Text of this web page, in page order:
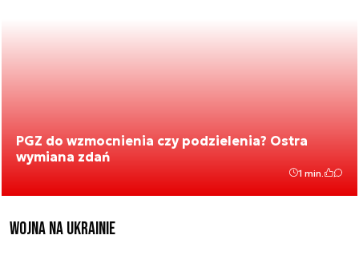
PGZ do wzmocnienia czy podzielenia? Ostra
wymiana zdań
1 min.
Wojna na Ukrainie